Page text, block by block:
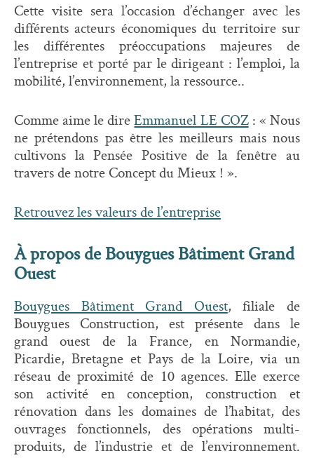
Cette visite sera l’occasion d’échanger avec les
différents acteurs économiques du territoire sur
les différentes préoccupations majeures de
l’entreprise et porté par le dirigeant : l’emploi, la
mobilité, l’environnement, la ressource..
Comme aime le direEmmanuel LE COZ: « Nous
ne prétendons pas être les meilleurs mais nous
cultivons la Pensée Positive de la fenêtre au
travers de notre Concept du Mieux ! ».
Retrouvez les valeurs de l’entreprise
À propos de Bouygues Bâtiment Grand
Ouest
Bouygues Bâtiment Grand Ouest, filiale de
Bouygues Construction, est présente dans le
grand ouest de la France, en Normandie,
Picardie, Bretagne et Pays de la Loire, via un
réseau de proximité de 10 agences. Elle exerce
son activité en conception, construction et
rénovation dans les domaines de l’habitat, des
ouvrages fonctionnels, des opérations multi-
produits, de l’industrie et de l’environnement.